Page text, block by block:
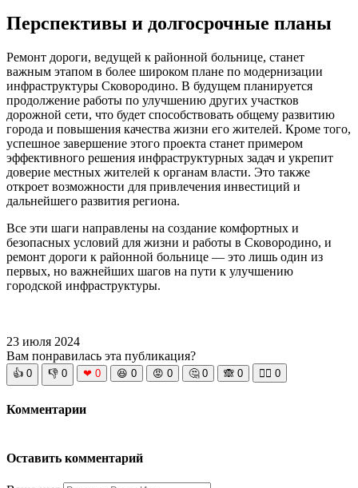
Перспективы и долгосрочные планы
Ремонт дороги, ведущей к районной больнице, станет
важным этапом в более широком плане по модернизации
инфраструктуры Сковородино. В будущем планируется
продолжение работы по улучшению других участков
дорожной сети, что будет способствовать общему развитию
города и повышения качества жизни его жителей. Кроме того,
успешное завершение этого проекта станет примером
эффективного решения инфраструктурных задач и укрепит
доверие местных жителей к органам власти. Это также
откроет возможности для привлечения инвестиций и
дальнейшего развития региона.
Все эти шаги направлены на создание комфортных и
безопасных условий для жизни и работы в Сковородино, и
ремонт дороги к районной больнице — это лишь один из
первых, но важнейших шагов на пути к улучшению
городской инфраструктуры.
23 июля 2024
Вам понравилась эта публикация?
👍 0 👎 0 ❤ 0 😆 0 😡 0 🤔 0 🙈 0 🧘‍♀️ 0
Комментарии
Оставить комментарий